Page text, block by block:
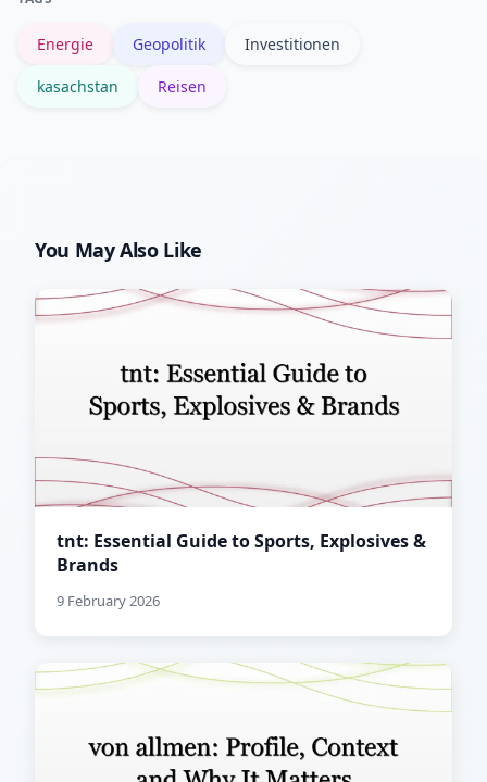
Energie Geopolitik Investitionen
kasachstan Reisen
You May Also Like
tnt: Essential Guide to Sports, Explosives &
Brands
9 February 2026